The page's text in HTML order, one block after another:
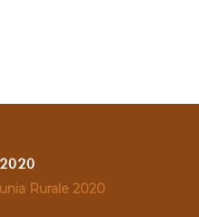
Rurale 2020